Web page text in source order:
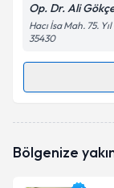
Op. Dr. Ali
Hacı İsa Mah. 75.
35430
oluşturun.
Bölgenize